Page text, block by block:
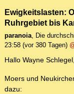
Ewigkeitslasten:
Ruhrgebiet bis
paranoia, Die
23:58 (vor 380 Tagen)
Hallo Wayne Schlegel,
Moers und
dazu: